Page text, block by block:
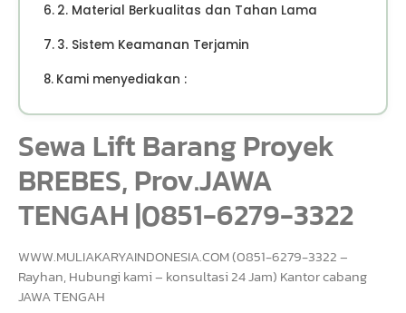
2. Material Berkualitas dan Tahan Lama
3. Sistem Keamanan Terjamin
Kami menyediakan :
Sewa Lift Barang Proyek
BREBES, Prov.JAWA
TENGAH |0851-6279-3322
WWW.MULIAKARYAINDONESIA.COM (0851-6279-3322 –
Rayhan, Hubungi kami – konsultasi 24 Jam) Kantor cabang
JAWA TENGAH